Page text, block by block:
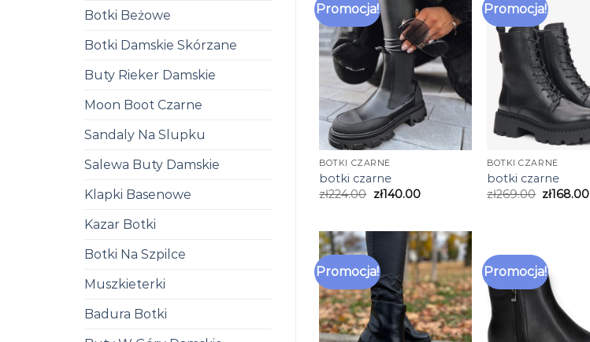
Botki Beżowe
Botki Damskie Skórzane
Buty Rieker Damskie
Moon Boot Czarne
Sandaly Na Slupku
Salewa Buty Damskie
Klapki Basenowe
Kazar Botki
Botki Na Szpilce
Muszkieterki
Badura Botki
Promocja!
BOTKI CZARNE
botki czarne
zł224.00 zł140.00
Promocja!
BOTKI CZARNE
botki czarne
zł269.00 zł168.00
Promocja! Promocja!